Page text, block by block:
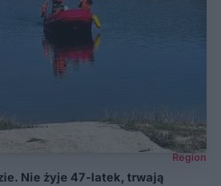
Region
Nie żyje 47-latek, trwają